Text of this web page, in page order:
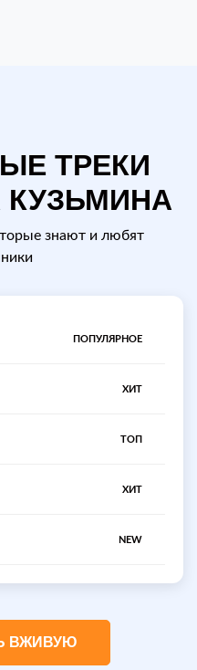
ТРЕКИ
знают и любят
ПОПУЛЯРНОЕ
ХИТ
ТОП
ХИТ
NEW
ВЖИВУЮ